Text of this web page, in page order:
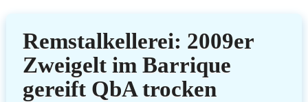
Remstalkellerei: 2009er
Zweigelt im Barrique
gereift QbA trocken